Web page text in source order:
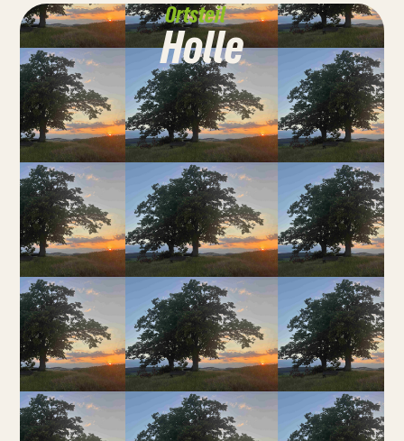
Ortsteil
Holle